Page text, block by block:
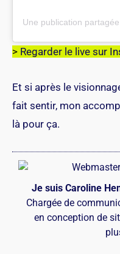
> Regarder le live sur
Et si après le
fait sentir, mon
là pour ça.
Je suis Caroline
Chargée de
en conception de